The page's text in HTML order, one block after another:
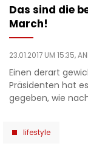
Das sind die
March!
23.01.2017 UM 15:35,
Einen derart
Präsidenten hat
gegeben, wie
lifestyle